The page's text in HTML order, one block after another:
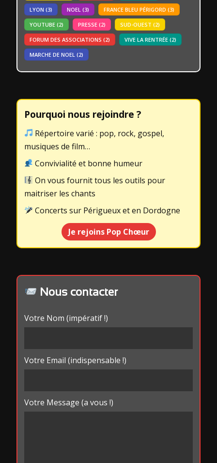
LYON (3) NOEL (3) FRANCE BLEU PÉRIGORD (3)
YOUTUBE (2) PRESSE (2) SUD-OUEST (2)
FORUM DES ASSOCIATIONS (2) VIVE LA RENTRÉE (2)
MARCHE DE NOEL (2)
Pourquoi nous rejoindre ?
Répertoire varié : pop, rock, gospel,
musiques de film…
Convivialité et bonne humeur
On vous fournit tous les outils pour
maitriser les chants
Concerts sur Périgueux et en Dordogne
Je rejoins Pop Chœur
Nous contacter
Votre Nom (impératif !)
Votre Email (indispensable !)
Votre Message (a vous !)